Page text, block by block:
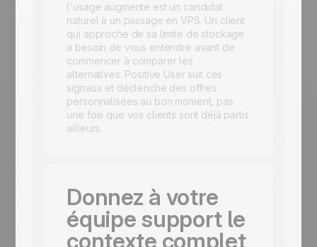
l'usage augmente est un candidat
naturel à un passage en VPS. Un client
qui approche de sa limite de stockage
a besoin de vous entendre avant de
commencer à comparer les
alternatives. Positive User suit ces
signaux et déclenche des offres
personnalisées au bon moment, pas
une fois que vos clients sont déjà partis
ailleurs.
Donnez à votre
équipe support le
contexte complet